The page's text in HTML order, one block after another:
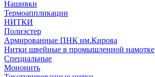
Нашивки
Термоаппликации
НИТКИ
Полиэстер
Армированные ПНК им.Кирова
Нитки швейные в промышленной намотке
Специальные
Мононить